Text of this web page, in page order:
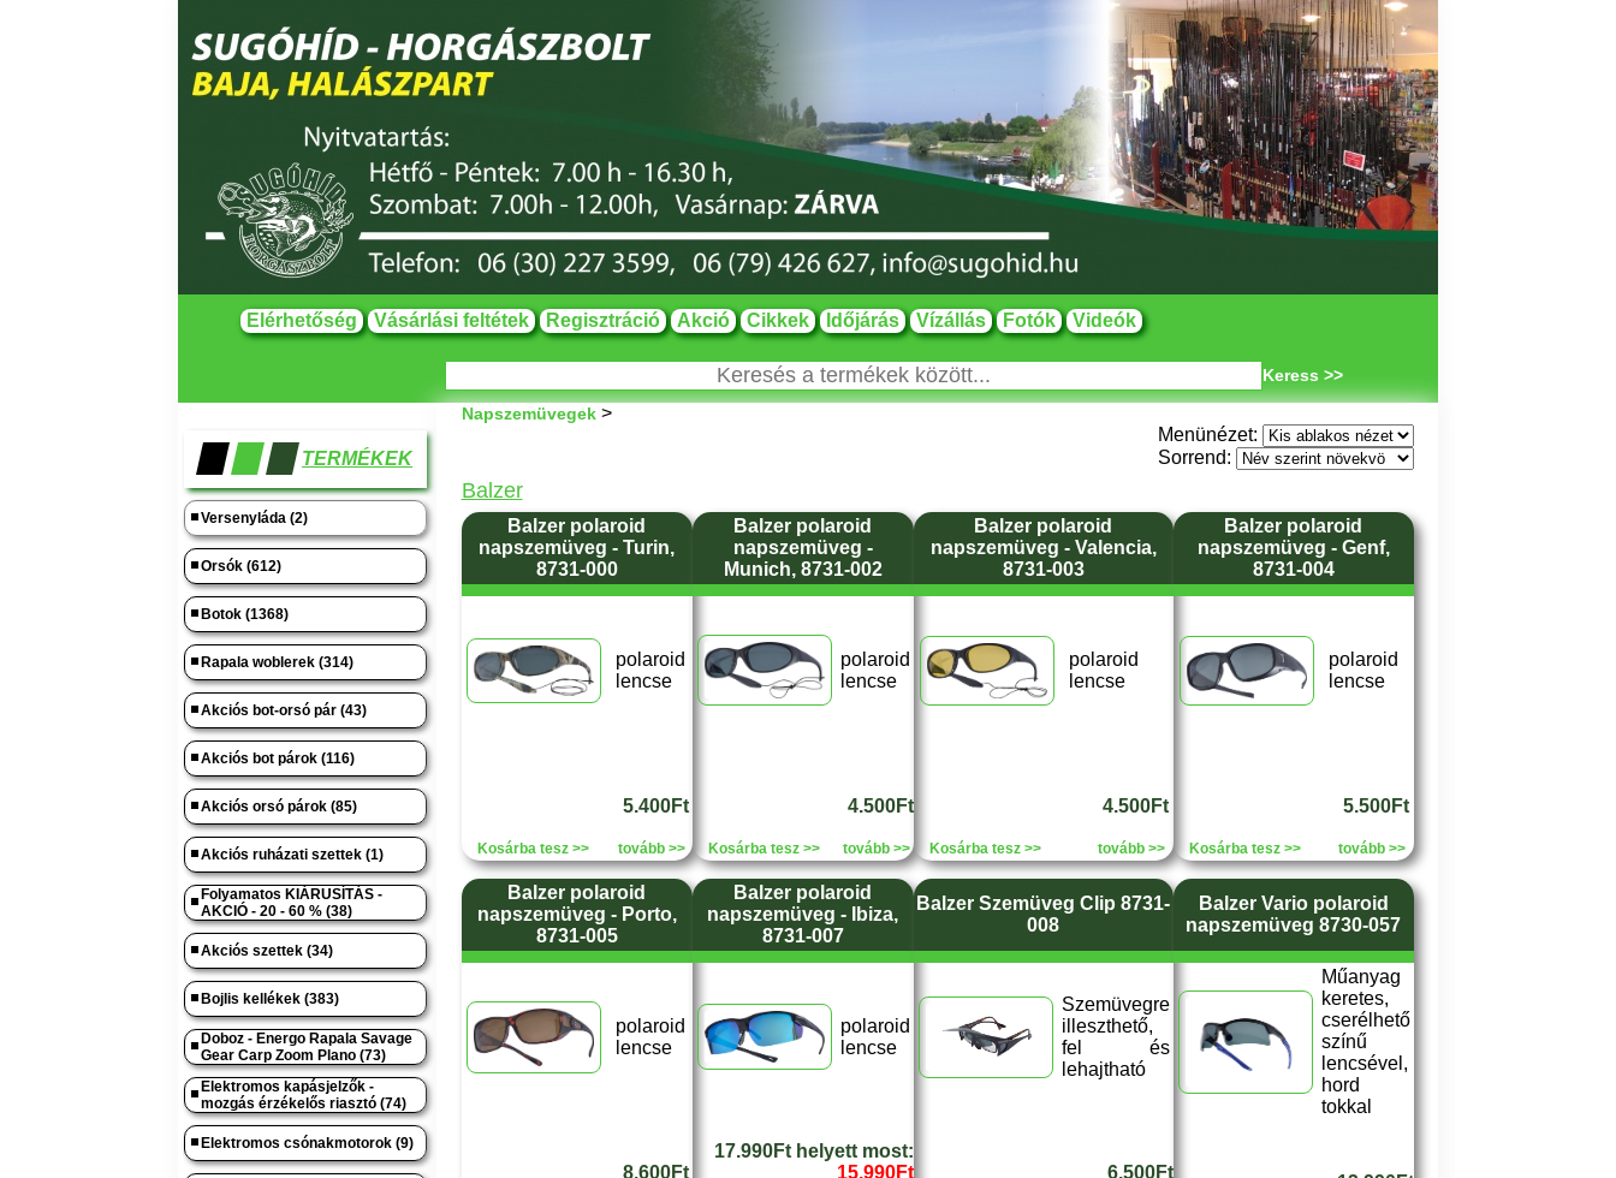
Elérhetőség Vásárlási feltétek Regisztráció Akció Cikkek Időjárás Vízállás Fotók Videók
Keress >>
TERMÉKEK
Versenyláda (2)
Orsók (612)
Botok (1368)
Rapala woblerek (314)
Akciós bot-orsó pár (43)
Akciós bot párok (116)
Akciós orsó párok (85)
Akciós ruházati szettek (1)
Folyamatos KIÁRUSÍTÁS -
AKCIÓ - 20 - 60 % (38)
Akciós szettek (34)
Bojlis kellékek (383)
Doboz - Energo Rapala Savage
Gear Carp Zoom Plano (73)
Elektromos kapásjelzők -
mozgás érzékelős riasztó (74)
Elektromos csónakmotorok (9)
Napszemüvegek>
Menünézet:
Sorrend:
Balzer
Balzer polaroid
napszemüveg - Turin,
8731-000
polaroid
lencse
5.400Ft
Kosárba tesz >> tovább >>
Balzer polaroid
napszemüveg -
Munich, 8731-002
polaroid
lencse
4.500Ft
Kosárba tesz >> tovább >>
Balzer polaroid
napszemüveg - Valencia,
8731-003
polaroid
lencse
4.500Ft
Kosárba tesz >> tovább >>
Balzer polaroid
napszemüveg - Genf,
8731-004
polaroid
lencse
5.500Ft
Kosárba tesz >> tovább >>
Balzer polaroid
napszemüveg - Porto,
8731-005
polaroid
lencse
8.600Ft
Balzer polaroid
napszemüveg - Ibiza,
8731-007
polaroid
lencse
17.990Ft helyett most:
15.990Ft
Balzer Szemüveg Clip 8731-
008
Szemüvegre
illeszthető,
fel és
lehajtható
6.500Ft
Balzer Vario polaroid
napszemüveg 8730-057
Műanyag
keretes,
cserélhető
színű
lencsével,
hord
tokkal